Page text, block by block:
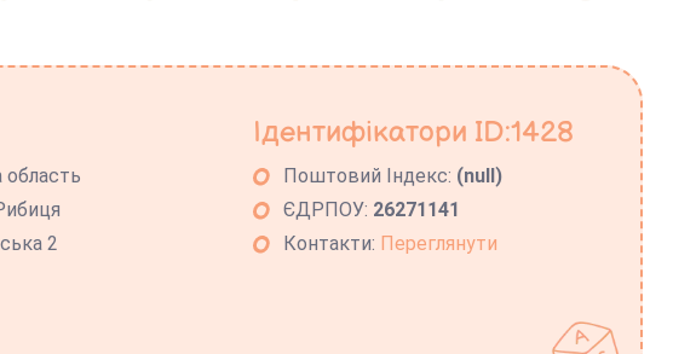
2
Ідентифікатори ID:1428
Поштовий Індекс: (null)
ЄДРПОУ: 26271141
Контакти: Переглянути